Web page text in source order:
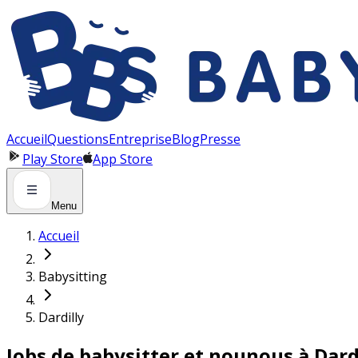
AccueilQuestionsEntrepriseBlogPresse
Play Store App Store
Menu
Accueil
Babysitting
Dardilly
Panneau de gestion des cookies